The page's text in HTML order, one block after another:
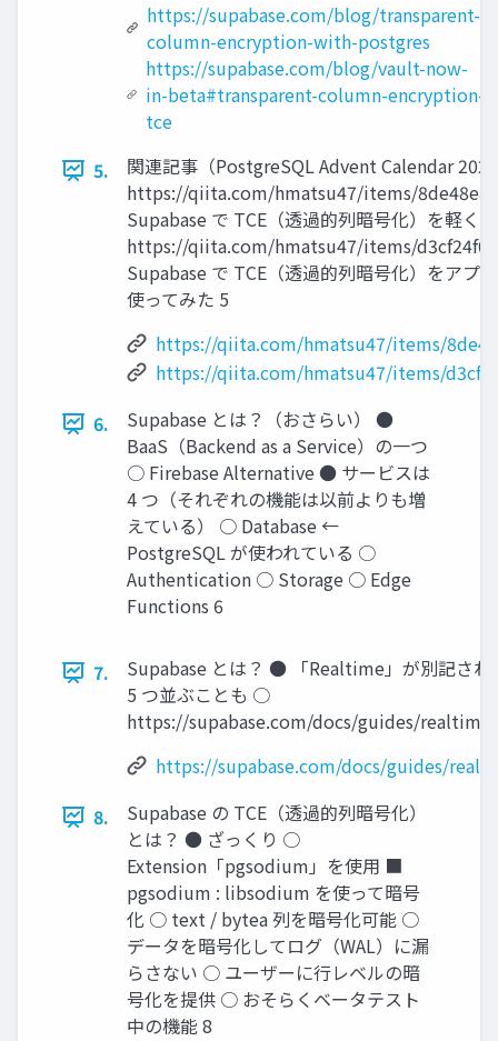
https://supabase.com/blog/transparent-
column-encryption-with-postgres
https://supabase.com/blog/vault-now-
in-beta#transparent-column-encryption-
tce
5.
関連記事（PostgreSQL Advent Calendar
https://qiita.com/hmatsu47/items/
Supabase で TCE（透過的列暗号化）を軽く
https://qiita.com/hmatsu47/items/
Supabase で TCE（透過的列暗号化）をアプ
使ってみた 5
https://qiita.com/hmatsu47/items/
https://qiita.com/hmatsu47/items/
6.
Supabase とは？（おさらい） ●
BaaS（Backend as a Service）の一つ
○ Firebase Alternative ● サービスは
4 つ（それぞれの機能は以前よりも増
えている） ○ Database ←
PostgreSQL が使われている ○
Authentication ○ Storage ○ Edge
Functions 6
7.
Supabase とは？ ● 「Realtime」が別記され
5 つ並ぶことも ○
https://supabase.com/docs/guides/realtime
https://supabase.com/docs/guides/
8.
Supabase の TCE（透過的列暗号化）
とは？ ● ざっくり ○
Extension「pgsodium」を使用 ■
pgsodium : libsodium を使って暗号
化 ○ text / bytea 列を暗号化可能 ○
データを暗号化してログ（WAL）に漏
らさない ○ ユーザーに行レベルの暗
号化を提供 ○ おそらくベータテスト
中の機能 8